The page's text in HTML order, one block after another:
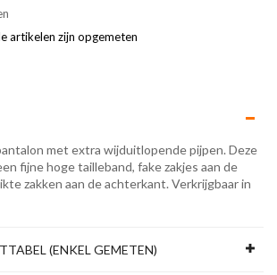
artikelen zijn opgemeten
met extra wijduitlopende pijpen. Deze
fijne hoge tailleband, fake zakjes aan de
zakken aan de achterkant. Verkrijgbaar in
(ENKEL GEMETEN)